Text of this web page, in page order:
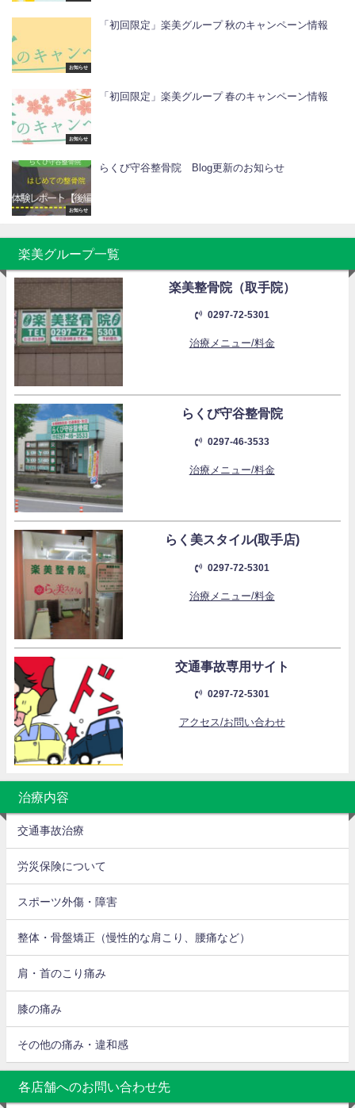
お知らせ
「初回限定」楽美グループ 秋のキャンペーン情報
お知らせ
「初回限定」楽美グループ 春のキャンペーン情報
お知らせ
らくび守谷整骨院 Blog更新のお知らせ
楽美グループ一覧
楽美整骨院（取手院）
0297-72-5301
治療メニュー/料金
らくび守谷整骨院
0297-46-3533
治療メニュー/料金
らく美スタイル(取手店)
0297-72-5301
治療メニュー/料金
交通事故専用サイト
0297-72-5301
アクセス/お問い合わせ
治療内容
交通事故治療
労災保険について
スポーツ外傷・障害
整体・骨盤矯正（慢性的な肩こり、腰痛など）
肩・首のこり痛み
膝の痛み
その他の痛み・違和感
各店舗へのお問い合わせ先